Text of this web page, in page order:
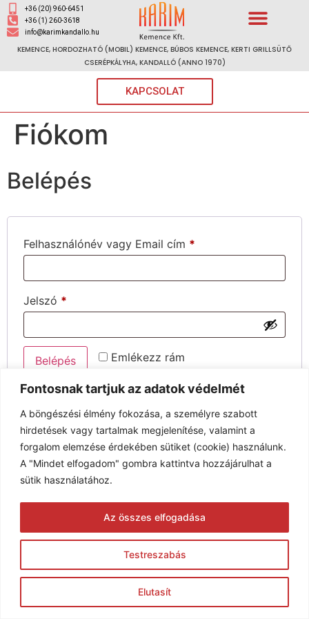
Fontosnak tartjuk az adatok védelmét
A böngészési élmény fokozása, a személyre szabott
hirdetések vagy tartalmak megjelenítése, valamint a
forgalom elemzése érdekében sütiket (cookie) használunk.
A "Mindet elfogadom" gombra kattintva hozzájárulhat a
sütik használatához.
Testreszabás
Elutasít
Az összes elfogadása
+36 (20) 960-6451
+36 (1) 260-3618
info@karimkandallo.hu
KEMENCE, HORDOZHATÓ (MOBIL) KEMENCE, BÚBOS KEMENCE, KERTI GRILLSÜTŐ
CSERÉPKÁLYHA, KANDALLÓ (ANNO 1970)
KAPCSOLAT
Fiókom
Belépés
Felhasználónév vagy Email cím *
Jelszó *
Emlékezz rám
Belépés
Elfelejtett jelszó?
© 2005-2026 Karim Kft. Minden jog fenntartva.